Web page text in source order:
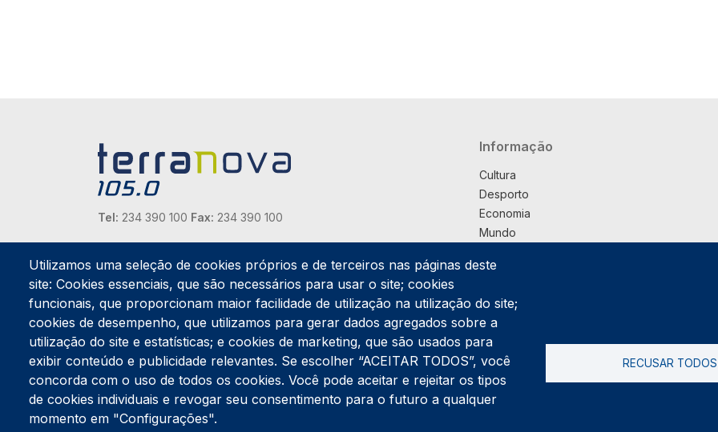
Tel: 234 390 100 Fax: 234 390 100
Endereço Postal
Apartado 42
Rua Gil Eanes 31
3834-908 Gafanha da Nazaré
Estúdios
Rua Prior Guerra
Edifício do Centro Cultural da Gafanha da Nazaré
3830-556 Gafanha da Nazaré
Navegação principal
Informação
Cultura
Desporto
Economia
Mundo
País
Praça
Pub
Saúde
Sociedade
Rodapé
Utilizamos uma seleção de cookies próprios e de terceiros nas páginas deste
site: Cookies essenciais, que são necessários para usar o site; cookies
funcionais, que proporcionam maior facilidade de utilização na utilização do site;
cookies de desempenho, que utilizamos para gerar dados agregados sobre a
utilização do site e estatísticas; e cookies de marketing, que são usados para
exibir conteúdo e publicidade relevantes. Se escolher “ACEITAR TODOS”, você
concorda com o uso de todos os cookies. Você pode aceitar e rejeitar os tipos
de cookies individuais e revogar seu consentimento para o futuro a qualquer
momento em "Configurações".
RECUSAR TODOS